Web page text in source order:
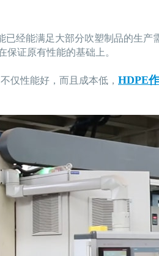
已经能满足大部分吹塑制品的生产
证原有性能的基础上。
仅性能好，而且成本低， HDPE